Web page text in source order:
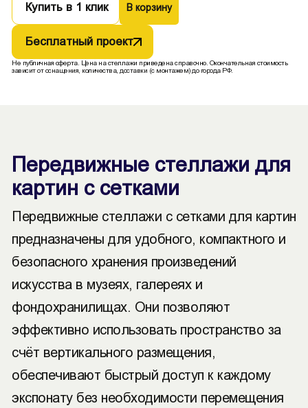
Купить в 1 клик В корзину
Бесплатный проект
Не публичная оферта. Цена на стеллажи приведена справочно. Окончательная стоимость
зависит от оснащения, количества, доставки (с монтажем) до города РФ.
Передвижные стеллажи для
картин с сетками
Передвижные стеллажи с сетками для картин
предназначены для удобного, компактного и
безопасного хранения произведений
искусства в музеях, галереях и
фондохранилищах. Они позволяют
эффективно использовать пространство за
счёт вертикального размещения,
обеспечивают быстрый доступ к каждому
экспонату без необходимости перемещения